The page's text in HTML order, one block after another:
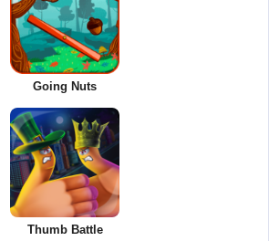
Going Nuts
Thumb Battle